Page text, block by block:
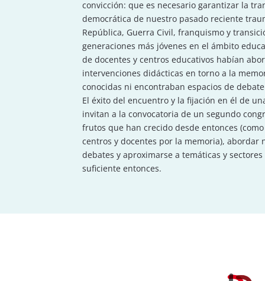
convicción: que es necesario garantizar la
democrática de nuestro pasado reciente
República, Guerra Civil, franquismo y
generaciones más jóvenes en el ámbito
de docentes y centros educativos habían
intervenciones didácticas en torno a la
conocidas ni encontraban espacios de
El éxito del encuentro y la fijación en él de
invitan a la convocatoria de un segundo
frutos que han crecido desde entonces
centros y docentes por la memoria), abordar
debates y aproximarse a temáticas y
suficiente entonces.